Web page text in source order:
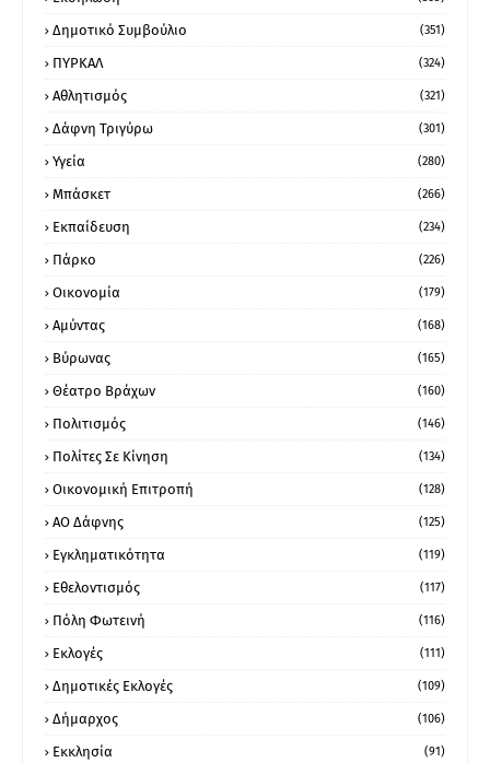
Δημοτικό Συμβούλιο (351)
ΠΥΡΚΑΛ (324)
Αθλητισμός (321)
Δάφνη Τριγύρω (301)
Υγεία (280)
Μπάσκετ (266)
Εκπαίδευση (234)
Πάρκο (226)
Οικονομία (179)
Αμύντας (168)
Βύρωνας (165)
Θέατρο Βράχων (160)
Πολιτισμός (146)
Πολίτες Σε Κίνηση (134)
Οικονομική Επιτροπή (128)
ΑΟ Δάφνης (125)
Εγκληματικότητα (119)
Εθελοντισμός (117)
Πόλη Φωτεινή (116)
Εκλογές (111)
Δημοτικές Εκλογές (109)
Δήμαρχος (106)
Εκκλησία (91)